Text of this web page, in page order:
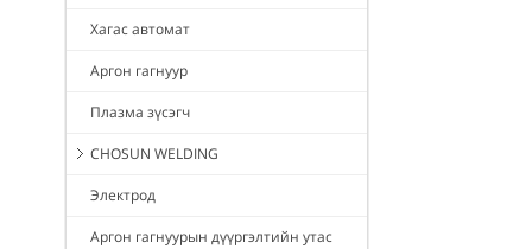
Хагас автомат
Аргон гагнуур
Плазма зүсэгч
CHOSUN WELDING
Электрод
Аргон гагнуурын дүүргэлтийн утас